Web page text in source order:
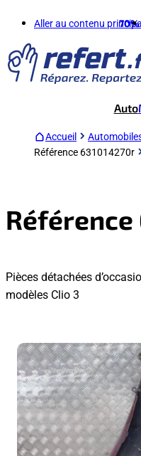
Aller au contenu 70%
Auto
Accueil
Référence 631014270r
Référence
Pièces détachées
modèles Clio 3